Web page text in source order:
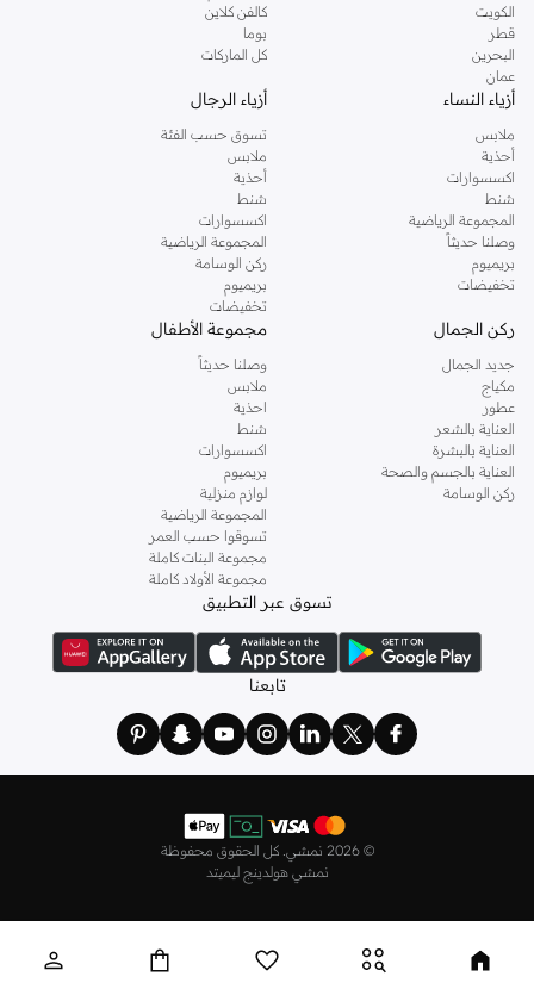
الملابس والإكسسوارات: الأناقة تلتقي بالراحة
قم بتلبيس طفلك بألطف الأقمشة وأجمل التصاميم. ملابسنا وإكسسواراتنا مصنوعة من
مواد لطيفة مثالية للبشرة الحساسة.
بودي سوت وملابس نوم:
أساسيات يومية من القطن المسامي.
ملابس خارجية:
سترات وكنزات دافئة للأيام الباردة.
أحذية:
إكسسوارات:
قبعات، قفازات، وجوارب لإكمال المظهر.
السلامة والصحة: راحة البال مضمونة
سلامة طفلك هي أولويتنا. تصفح مجموعتنا من منتجات السلامة والمستلزمات الصحية
لضمان بيئة آمنة وصحية.
السلامة أولاً:
أجهزة مراقبة الأطفال، بوابات، وأغطية لمقابس الكهرباء لمنزل آمن.
العناية الصحية:
موازين حرارة، مجموعات عناية شخصية، ومستلزمات الإسعافات
الأولية.
توصيل سريع ومدفوعات سهلة
تلبية احتياجات طفلك أصبحت سهلة مع خدمة التوصيل السريع لدينا في جميع أنحاء
البحرين. استمتع بخيارات دفع مريحة وتجربة تسوق خالية من المتاعب.
ضمان الجودة:منتجات مختارة للسلامة والمتانة والراحة.
سهولة التصفح، والدفع الآمن، وطرق دفع مرنة.
توصيل سريع:
احصل على طلباتك بسرعة حتى باب منزلك في المنامة، الرفاع
الكويت
قطر
البحرين
عمان
كالفن كلاين
بوما
كل الماركات
أزياء النساء
ملابس
أحذية
اكسسوارات
شنط
المجموعة الرياضية
وصلنا حديثاً
بريميوم
تخفيضات
أزياء الرجال
تسوق حسب الفئة
ملابس
أحذية
شنط
اكسسوارات
المجموعة الرياضية
ركن الوسامة
بريميوم
تخفيضات
ركن الجمال
جديد الجمال
مكياج
عطور
العناية بالشعر
العناية بالبشرة
العناية بالجسم والصحة
ركن الوسامة
مجموعة الأطفال
وصلنا حديثاً
ملابس
احذية
شنط
اكسسوارات
بريميوم
لوازم منزلية
المجموعة الرياضية
تسوقوا حسب العمر
مجموعة البنات كاملة
مجموعة الأولاد كاملة
تسوق عبر التطبيق
تابعنا
© 2026 نمشي. كل الحقوق محفوظة
نمشي هولدينج ليميتد